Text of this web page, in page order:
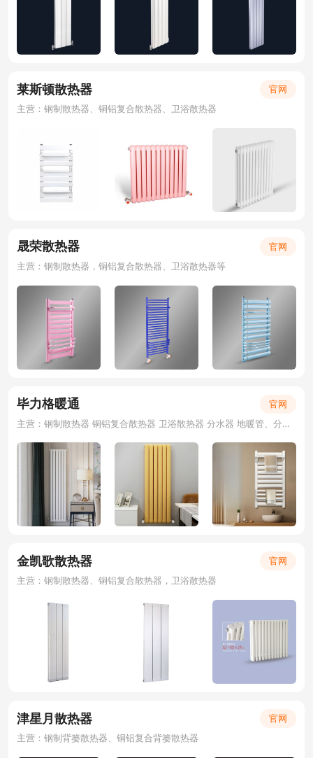
莱斯顿散热器
官网
主营：钢制散热器、铜铝复合散热器、卫浴散热器
晟荣散热器
官网
主营：钢制散热器，铜铝复合散热器、卫浴散热器等
毕力格暖通
官网
主营：钢制散热器 铜铝复合散热器 卫浴散热器 分水器 地暖管、分水器、套阀
金凯歌散热器
官网
主营：钢制散热器、铜铝复合散热器，卫浴散热器
津星月散热器
官网
主营：钢制背篓散热器、铜铝复合背篓散热器